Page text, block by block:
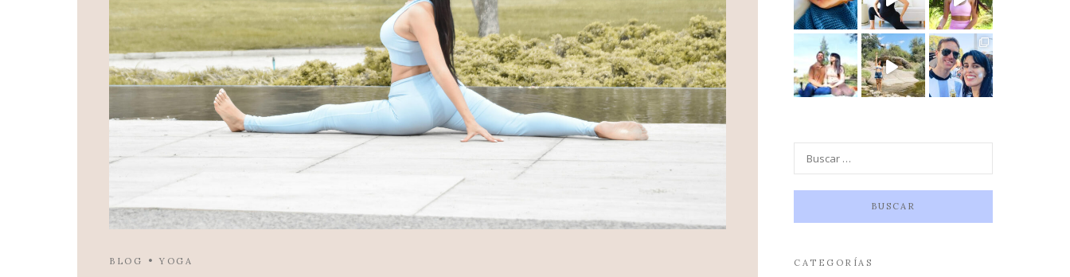
BLOG YOGA CATEGORÍAS